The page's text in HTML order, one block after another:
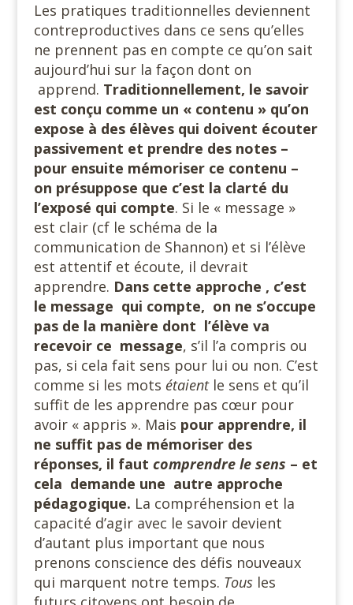
Les pratiques traditionnelles deviennent
contreproductives dans ce sens qu’elles
ne prennent pas en compte ce qu’on sait
aujourd’hui sur la façon dont on
apprend. Traditionnellement, le savoir
est conçu comme un « contenu » qu’on
expose à des élèves qui doivent écouter
passivement et prendre des notes –
pour ensuite mémoriser ce contenu –
on présuppose que c’est la clarté du
l’exposé qui compte. Si le « message »
est clair (cf le schéma de la
communication de Shannon) et si l’élève
est attentif et écoute, il devrait
apprendre. Dans cette approche , c’est
le message qui compte, on ne s’occupe
pas de la manière dont l’élève va
recevoir ce message, s’il l’a compris ou
pas, si cela fait sens pour lui ou non. C’est
comme si les mots étaientle sens et qu’il
suffit de les apprendre pas cœur pour
avoir « appris ». Mais pour apprendre, il
ne suffit pas de mémoriser des
réponses, il faut comprendre le sens – et
cela demande une autre approche
pédagogique. La compréhension et la
capacité d’agir avec le savoir devient
d’autant plus important que nous
prenons conscience des défis nouveaux
qui marquent notre temps. Tousles